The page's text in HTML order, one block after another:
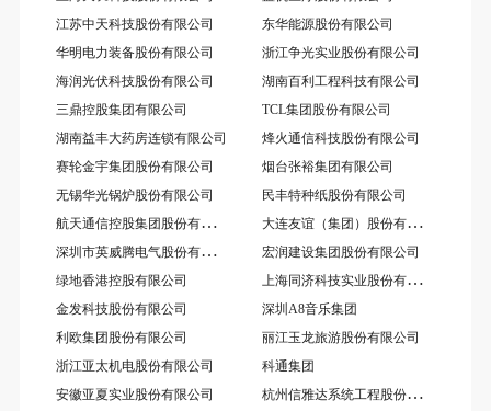
江苏中天科技股份有限公司
东华能源股份有限公司
华明电力装备股份有限公司
浙江争光实业股份有限公司
海润光伏科技股份有限公司
湖南百利工程科技有限公司
三鼎控股集团有限公司
TCL集团股份有限公司
湖南益丰大药房连锁有限公司
烽火通信科技股份有限公司
赛轮金宇集团股份有限公司
烟台张裕集团有限公司
无锡华光锅炉股份有限公司
民丰特种纸股份有限公司
航
天通信控股集团股份有限公司 大
连友谊（集团）股份有限公司
深
圳市英威腾电气股份有限公司
宏润建设集团股份有限公司
绿地香港控股有限公司
上
海同济科技实业股份有限公司
金发科技股份有限公司
深圳A8音乐集团
利欧集团股份有限公司
丽江玉龙旅游股份有限公司
浙江亚太机电股份有限公司
科通集团
安徽亚夏实业股份有限公司
杭
州信雅达系统工程股份有限公司